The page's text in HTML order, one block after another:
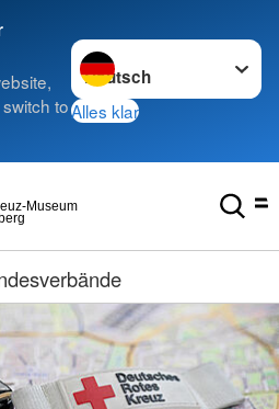
to
Sprache wechseln zu
Alles klar
Museum